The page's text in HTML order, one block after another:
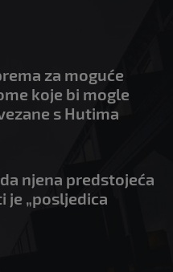
za moguće
koje bi mogle
s Hutima
njena predstojeća
je „posljedica